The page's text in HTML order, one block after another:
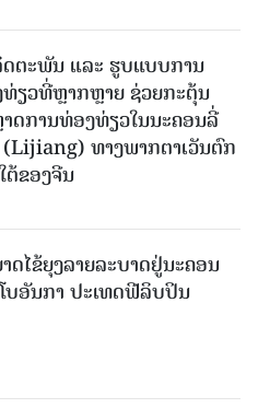
ຕະພັນ ແລະ ຮູບແບບການ
ຽວທີ່ຫຼາກຫຼາຍ ຊ່ວຍກະຕຸ້ນ
ດການທ່ອງທ່ຽວໃນນະຄອນລີ່
(Lijiang) ທາງພາກຕາເວັນຕົກ
ຕ້ຂອງຈີນ
ດໄຂ້ຍຸງລາຍລະບາດຢູ່ນະຄອນ
ບ​ອັນກາ ປະເທດຟີລິບປິນ